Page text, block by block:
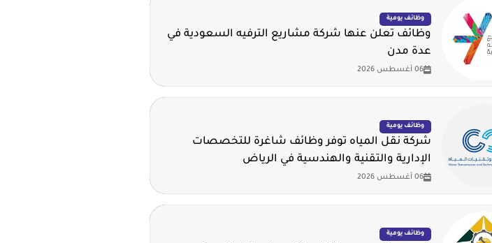
وظائف يومية
وظائف تعلن عنها شركة مشاريع الترفيه السعودية في
عدة مدن
06 أغسطس 2026
وظائف يومية
شركة نقل المياه توفر وظائف شاغرة للتخصصات
الإدارية والتقنية والهندسية في الرياض
06 أغسطس 2026
وظائف يومية